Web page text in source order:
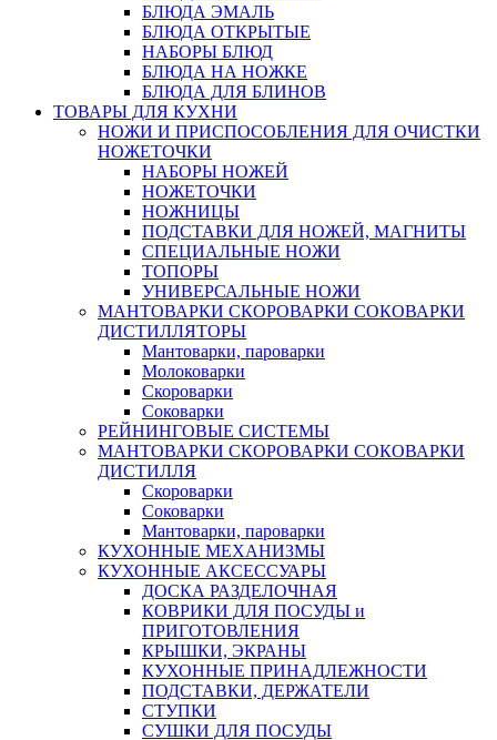
БЛЮДА ЭМАЛЬ
БЛЮДА ОТКРЫТЫЕ
НАБОРЫ БЛЮД
БЛЮДА НА НОЖКЕ
БЛЮДА ДЛЯ БЛИНОВ
ТОВАРЫ ДЛЯ КУХНИ
НОЖИ И ПРИСПОСОБЛЕНИЯ ДЛЯ ОЧИСТКИ
НОЖЕТОЧКИ
НАБОРЫ НОЖЕЙ
НОЖЕТОЧКИ
НОЖНИЦЫ
ПОДСТАВКИ ДЛЯ НОЖЕЙ, МАГНИТЫ
СПЕЦИАЛЬНЫЕ НОЖИ
ТОПОРЫ
УНИВЕРСАЛЬНЫЕ НОЖИ
МАНТОВАРКИ СКОРОВАРКИ СОКОВАРКИ
ДИСТИЛЛЯТОРЫ
Мантоварки, пароварки
Молоковарки
Скороварки
Соковарки
РЕЙНИНГОВЫЕ СИСТЕМЫ
МАНТОВАРКИ СКОРОВАРКИ СОКОВАРКИ
ДИСТИЛЛЯ
Скороварки
Соковарки
Мантоварки, пароварки
КУХОННЫЕ МЕХАНИЗМЫ
КУХОННЫЕ АКСЕССУАРЫ
ДОСКА РАЗДЕЛОЧНАЯ
КОВРИКИ ДЛЯ ПОСУДЫ и
ПРИГОТОВЛЕНИЯ
КРЫШКИ, ЭКРАНЫ
КУХОННЫЕ ПРИНАДЛЕЖНОСТИ
ПОДСТАВКИ, ДЕРЖАТЕЛИ
СТУПКИ
СУШКИ ДЛЯ ПОСУДЫ